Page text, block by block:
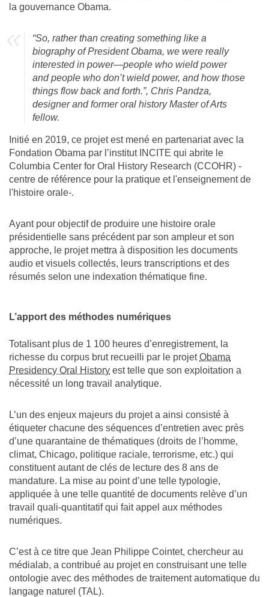
la gouvernance Obama.
“So, rather than creating something like a
biography of President Obama, we were really
interested in power—people who wield power
and people who don’t wield power, and how those
things flow back and forth.”, Chris Pandza,
designer and former oral history Master of Arts
fellow.
Initié en 2019, ce projet est mené en partenariat avec la
Fondation Obama par l’institut INCITE qui abrite le
Columbia Center for Oral History Research (CCOHR) -
centre de référence pour la pratique et l'enseignement de
l'histoire orale-.
Ayant pour objectif de produire une histoire orale
présidentielle sans précédent par son ampleur et son
approche, le projet mettra à disposition les documents
audio et visuels collectés, leurs transcriptions et des
résumés selon une indexation thématique fine.
L’apport des méthodes numériques
Totalisant plus de 1 100 heures d’enregistrement, la
richesse du corpus brut recueilli par le projetObama
Presidency Oral History est telle que son exploitation a
nécessité un long travail analytique.
L’un des enjeux majeurs du projet a ainsi consisté à
étiqueter chacune des séquences d’entretien avec près
d’une quarantaine de thématiques (droits de l’homme,
climat, Chicago, politique raciale, terrorisme, etc.) qui
constituent autant de clés de lecture des 8 ans de
mandature. La mise au point d’une telle typologie,
appliquée à une telle quantité de documents relève d’un
travail quali-quantitatif qui fait appel aux méthodes
numériques.
C’est à ce titre que Jean Philippe Cointet, chercheur au
médialab, a contribué au projet en construisant une telle
ontologie avec des méthodes de traitement automatique du
langage naturel (TAL).